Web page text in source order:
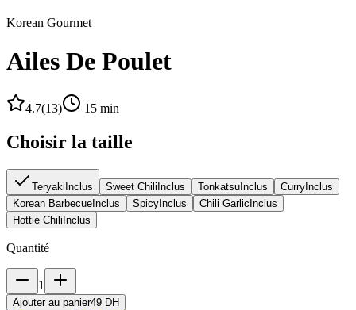
Korean Gourmet
Ailes De Poulet
4.7(13) 15 min
Choisir la taille
TeryakiInclus Sweet ChiliInclus TonkatsuInclus CurryInclus
Korean BarbecueInclus SpicyInclus Chili GarlicInclus
Hottie ChiliInclus
Quantité
1
Ajouter au panier49 DH